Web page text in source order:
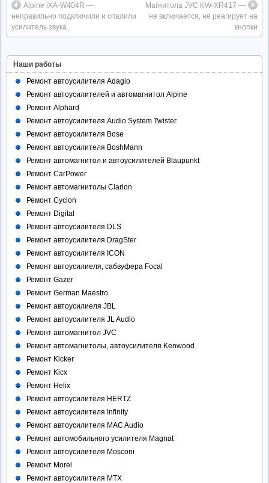
Alpine iXA-W404R —
неправильно подключили и спалили
усилитель звука.
Магнитола JVC KW-XR417 —
не включается, не реагирует на
кнопки
Наши работы
Ремонт автоусилителя Adagio
Ремонт автоусилителей и автомагнитол Alpine
Ремонт Alphard
Ремонт автоусилителя Audio System Twister
Ремонт автоусилителя Bose
Ремонт автоусилителя BoshMann
Ремонт автомагнитол и автоусилителей Blaupunkt
Ремонт CarPower
Ремонт автомагнитолы Clarion
Ремонт Cyclon
Ремонт Digital
Ремонт автоусилителя DLS
Ремонт автоусилителя DragSter
Ремонт автоусилителя ICON
Ремонт автоусилиеля, сабвуфера Focal
Ремонт Gazer
Ремонт German Maestro
Ремонт автоусилиеля JBL
Ремонт автоусилителя JL Audio
Ремонт автомагнитол JVC
Ремонт автомагнитолы, автоусилителя Kenwood
Ремонт Kicker
Ремонт Kicx
Ремонт Helix
Ремонт автоусилителя HERTZ
Ремонт автоусилителя Infinity
Ремонт автоусилителя MAC Audio
Ремонт автомобильного усилителя Magnat
Ремонт автоусилителя Mosconi
Ремонт Morel
Ремонт автоусилителя MTX